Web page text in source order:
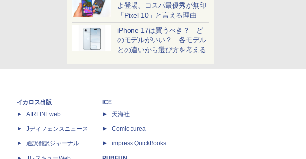
よ登場、コスパ最優秀が無印
「Pixel 10」と言える理由
iPhone 17は買うべき？ ど
のモデルがいい？ 各モデル
との違いから選び方を考える
イカロス出版
AIRLINEweb
Jディフェンスニュース
通訳翻訳ジャーナル
ICE
天海社
Comic curea
impress QuickBooks